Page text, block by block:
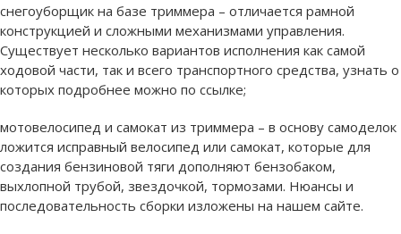
снегоуборщик на базе триммера – отличается рамной
конструкцией и сложными механизмами управления.
Существует несколько вариантов исполнения как самой
ходовой части, так и всего транспортного средства, узнать о
которых подробнее можно по ссылке;
мотовелосипед и самокат из триммера – в основу самоделок
ложится исправный велосипед или самокат, которые для
создания бензиновой тяги дополняют бензобаком,
выхлопной трубой, звездочкой, тормозами. Нюансы и
последовательность сборки изложены на нашем сайте.